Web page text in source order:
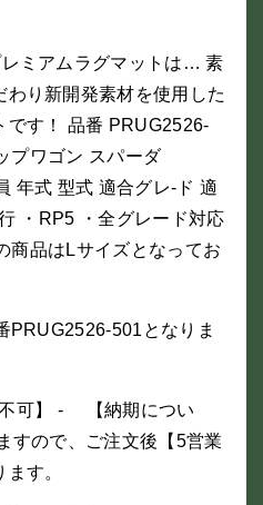
ミアムラグマットは… 素
り新開発素材を使用した
です！ 品番 PRUG2526-
プワゴン スパーダ
年式 型式 適合グレ-ド 適
・RP5 ・全グレード対応
商品はLサイズとなってお
PRUG2526-501となりま
可】 - 【納期につい
ので、ご注文後【5営業
す。